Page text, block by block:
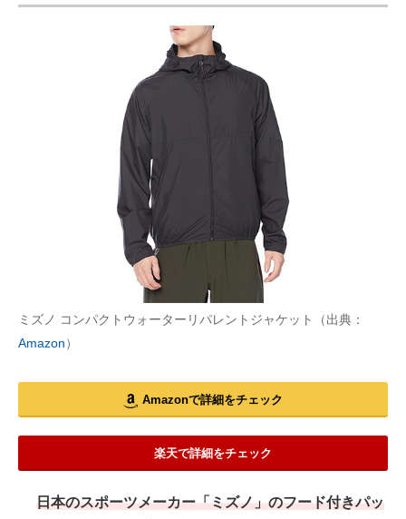
ミズノ コンパクトウォーターリパレントジャケット（出典：
Amazon）
Amazonで詳細をチェック
楽天で詳細をチェック
日本のスポーツメーカー「ミズノ」のフード付きパッ